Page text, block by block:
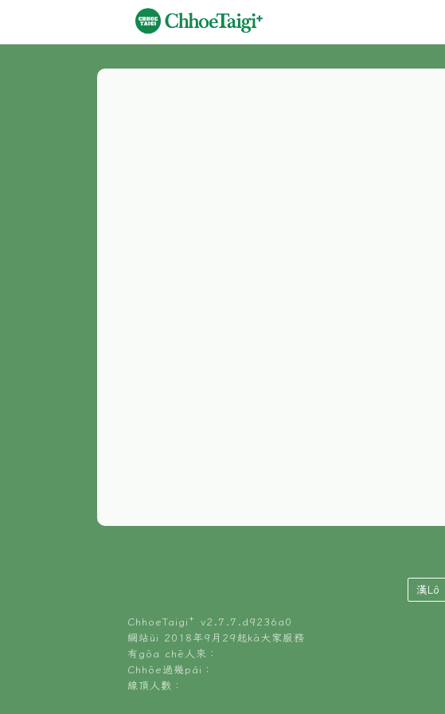
漢Lô
ChhoeTaigi⁺ v2.7.7.d9236a0
網站ùi 2018年9月29起kā大家服務
有gōa chē人來：
Chhōe過幾pái：
線頂人數：